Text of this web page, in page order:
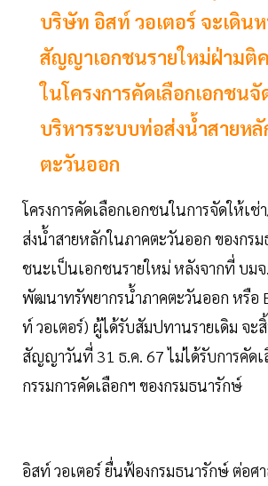
บริษัท อิสท์ วอเตอร์ จะเดิน
สัญญาเอกชนรายใหม่ฝ่ามติ
ในโครงการคัดเลือกเอกชนจั
บริหารระบบท่อส่งน้ำสายห
ตะวันออก
โครงการคัดเลือกเอกชนในการจัดให้เ
ส่งน้ำสายหลักในภาคตะวันออก ของกร
ชนะเป็นเอกชนรายใหม่ หลังจากที่ บม
พัฒนาทรัพยากรน้ำภาคตะวันออก หรือ
ท์ วอเตอร์) ผู้ได้รับสัมปทานรายเดิม จะ
สัญญาวันที่ 31 ธ.ค. 67 ไม่ได้รับการคัด
กรรมการคัดเลือกฯ ของกรมธนารักษ์
อิสท์ วอเตอร์ ยื่นฟ้องกรมธนารักษ์ ต่อศา